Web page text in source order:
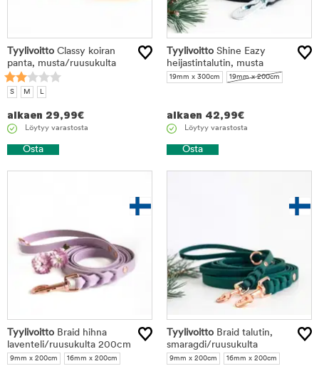
Tyylivoitto Classy koiran
panta, musta/ruusukulta
S M L
alkaen 29,99€
Löytyy varastosta
Osta
Tyylivoitto Shine Eazy
heijastintalutin, musta
19mm x 300cm 19mm x 200cm
alkaen 42,99€
Löytyy varastosta
Osta
Tyylivoitto Braid hihna
laventeli/ruusukulta 200cm
9mm x 200cm 16mm x 200cm
Tyylivoitto Braid talutin,
smaragdi/ruusukulta
9mm x 200cm 16mm x 200cm